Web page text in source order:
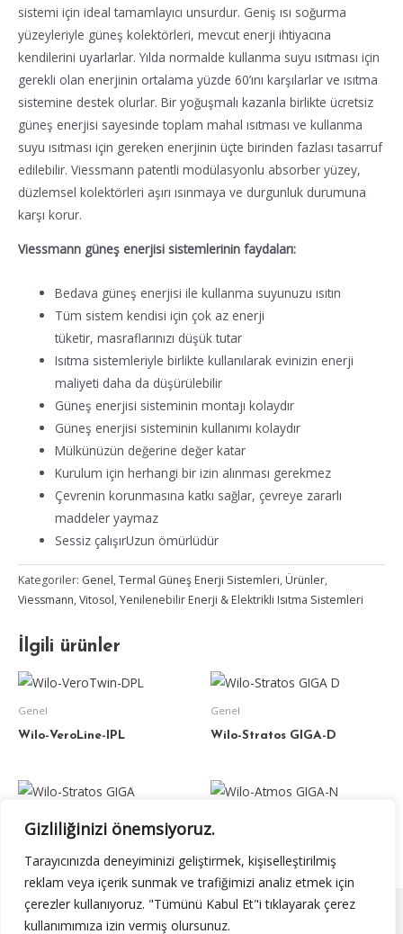
Gizliliğinizi önemsiyoruz.
Tarayıcınızda deneyiminizi geliştirmek, kişiselleştirilmiş
reklam veya içerik sunmak ve trafiğimizi analiz etmek için
çerezler kullanıyoruz. "Tümünü Kabul Et"i tıklayarak çerez
kullanımımıza izin vermiş olursunuz.
sistemi için ideal tamamlayıcı unsurdur. Geniş ısı soğurma
yüzeyleriyle güneş kolektörleri, mevcut enerji ihtiyacına
kendilerini uyarlarlar. Yılda normalde kullanma suyu ısıtması için
gerekli olan enerjinin ortalama yüzde 60’ını karşılarlar ve ısıtma
sistemine destek olurlar. Bir yoğuşmalı kazanla birlikte ücretsiz
güneş enerjisi sayesinde toplam mahal ısıtması ve kullanma
suyu ısıtması için gereken enerjinin üçte birinden fazlası tasarruf
edilebilir. Viessmann patentli modülasyonlu absorber yüzey,
düzlemsel kolektörleri aşırı ısınmaya ve durgunluk durumuna
karşı korur.
Viessmann güneş enerjisi sistemlerinin faydaları:
Bedava güneş enerjisi ile kullanma suyunuzu ısıtın
Tüm sistem kendisi için çok az enerji
tüketir, masraflarınızı düşük tutar
Isıtma sistemleriyle birlikte kullanılarak evinizin enerji
maliyeti daha da düşürülebilir
Güneş enerjisi sisteminin montajı kolaydır
Güneş enerjisi sisteminin kullanımı kolaydır
Mülkünüzün değerine değer katar
Kurulum için herhangi bir izin alınması gerekmez
Çevrenin korunmasına katkı sağlar, çevreye zararlı
maddeler yaymaz
Sessiz çalışırUzun ömürlüdür
Kategoriler: Genel,Termal Güneş Enerji Sistemleri, Ürünler,
Viessmann,Vitosol,Yenilenebilir Enerji & Elektrikli Isıtma Sistemleri
İlgili ürünler
Genel
Wilo-VeroLine-IPL
Genel
Wilo-Stratos GIGA-D